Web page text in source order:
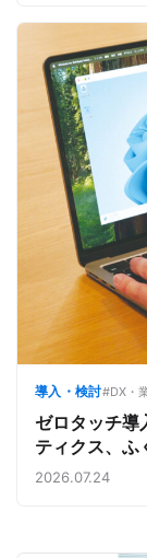
導入・検討#DX・
ゼロタッチ導
ティクス、ふ
み【今週の
2026.07.24